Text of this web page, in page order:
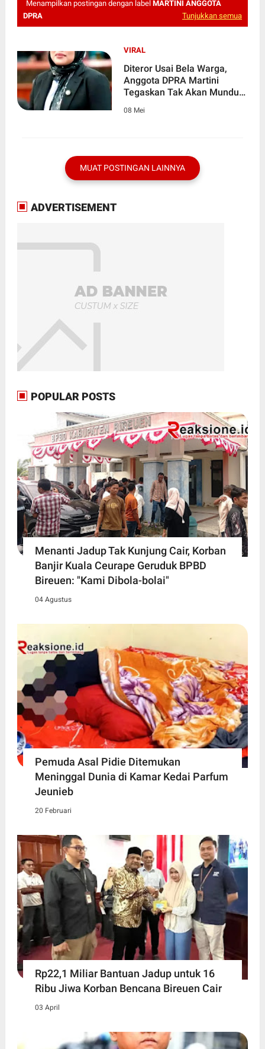
Menampilkan postingan dengan label MARTINI ANGGOTA
DPRA
Tunjukkan semua
VIRAL
Diteror Usai Bela Warga,
Anggota DPRA Martini
Tegaskan Tak Akan Mundur
08 Mei
MUAT POSTINGAN LAINNYA
ADVERTISEMENT
POPULAR POSTS
Menanti Jadup Tak Kunjung Cair, Korban
Banjir Kuala Ceurape Geruduk BPBD
Bireuen: "Kami Dibola-bolai"
04 Agustus
Pemuda Asal Pidie Ditemukan
Meninggal Dunia di Kamar Kedai Parfum
Jeunieb
20 Februari
Rp22,1 Miliar Bantuan Jadup untuk 16
Ribu Jiwa Korban Bencana Bireuen Cair
03 April